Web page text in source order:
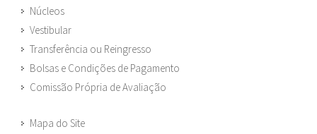
Núcleos
Vestibular
Transferência ou Reingresso
Bolsas e Condições de Pagamento
Comissão Própria de Avaliação
Mapa do Site